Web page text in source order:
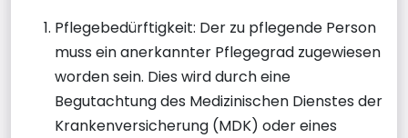
Pflegebedürftigkeit: Der zu pflegende Person
muss ein anerkannter Pflegegrad zugewiesen
worden sein. Dies wird durch eine
Begutachtung des Medizinischen Dienstes der
Krankenversicherung (MDK) oder eines